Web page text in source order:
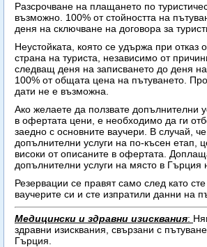
Разсрочване на плащането по
възможно. 100% от стойността на
деня на сключване на договора за
Неустойката, която се удържа при отказ
страна на туриста, независимо от
следващ деня на записването до деня
100% от общата цена на пътуването.
дати не е възможна.
Ако желаете да ползвате допълнителни
в офертата цени, е необходимо да ги
заедно с основните ваучери. В случай,
допълнителни услуги на по-късен етап,
високи от описаните в офертата.
допълнителни услуги на място в Гърция
Резервации се правят само след като
ваучерите си и сте изпратили данни на
Медицински и здравни изисквания:
здравни изисквания, свързани с
Гърция.